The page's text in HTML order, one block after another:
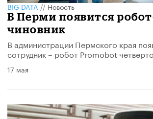
BIG DATA//Новость
В Перми появится
чиновник
В администрации Пермского края
сотрудник – робот Promobot
17 мая